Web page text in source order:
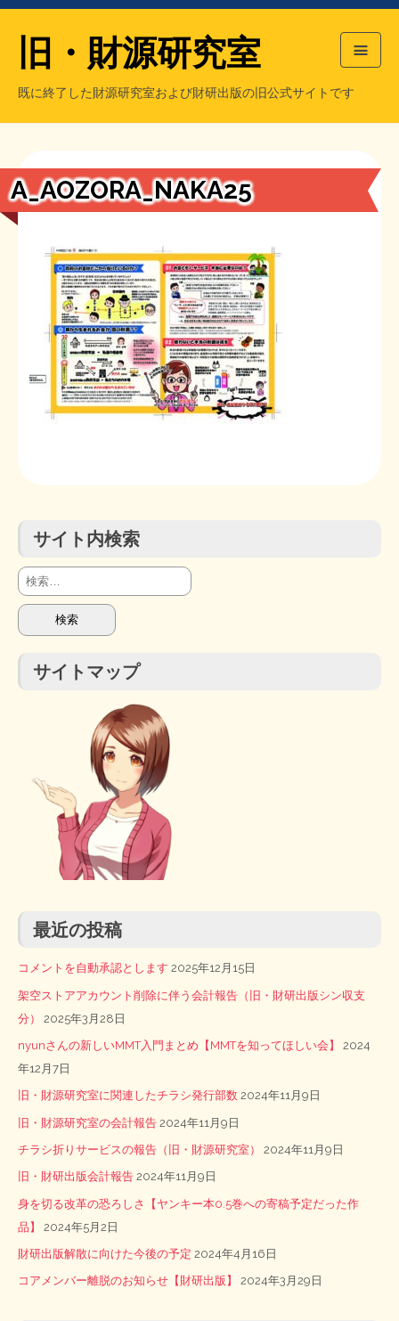
【国の、本当の】財源チラシ／旧・財源研究室
シン財源はあなたです／合同誌／旧・サブカル分室
日本経済を解説するヤンキー／MIHANAマンガ／旧・財研出版
もっと知りたい方へ
マネクリ戦士 RED & BLACK
MMTの学習資料
用語集
旧・財源研究室
既に終了した財源研究室および財研出版の旧公式サイトです
旧・財源研究室について
チラシ発行部数
会計報告
旧・財研出版について
会計報告
A_AOZORA_NAKA25
サイト内検索
検
索:
サイトマップ
最近の投稿
コメントを自動承認とします 2025年12月15日
架空ストアアカウント削除に伴う会計報告（旧・財研出版シン収支
分）
2025年3月28日
nyunさんの新しいMMT入門まとめ【MMTを知ってほしい会】
2024
年12月7日
旧・財源研究室に関連したチラシ発行部数 2024年11月9日
旧・財源研究室の会計報告 2024年11月9日
チラシ折りサービスの報告（旧・財源研究室） 2024年11月9日
旧・財研出版会計報告 2024年11月9日
身を切る改革の恐ろしさ【ヤンキー本0.5巻への寄稿予定だった作
品】
2024年5月2日
財研出版解散に向けた今後の予定 2024年4月16日
コアメンバー離脱のお知らせ【財研出版】 2024年3月29日